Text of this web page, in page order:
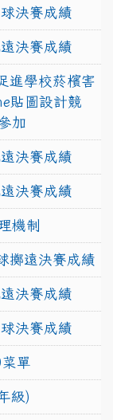
決賽成績
決賽成績
進學校菸檳害
貼圖設計競
加
決賽成績
決賽成績
機制
擲遠決賽成績
決賽成績
決賽成績
單
級)